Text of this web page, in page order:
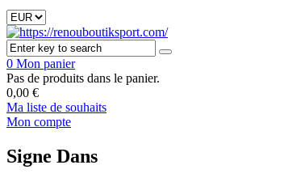
0 Mon panier
Pas de produits dans le panier.
0,00 €
Ma liste de souhaits
Mon compte
Signe Dans